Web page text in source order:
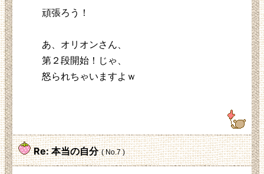
頑張ろう！
あ、オリオンさん、
第２段開始！じゃ、
怒られちゃいますよｗ
Re: 本当の自分 ( No.7 )